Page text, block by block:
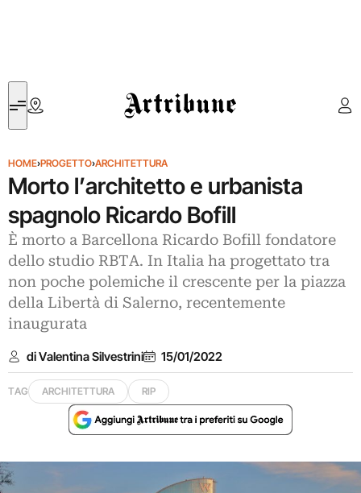
Artribune
HOME›PROGETTO›ARCHITETTURA
Morto l’architetto e urbanista
spagnolo Ricardo Bofill
È morto a Barcellona Ricardo Bofill fondatore
dello studio RBTA. In Italia ha progettato tra
non poche polemiche il crescente per la piazza
della Libertà di Salerno, recentemente
inaugurata
di Valentina Silvestrini 15/01/2022
TAG ARCHITETTURA RIP